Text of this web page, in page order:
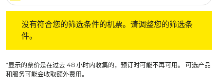
没有符合您的筛选条件的机票。请调整您的筛选条
件。
*显示的票价是在过去 48 小时内收集的，预订时可能不再可用。 可选产品
和服务可能会收取额外费用。